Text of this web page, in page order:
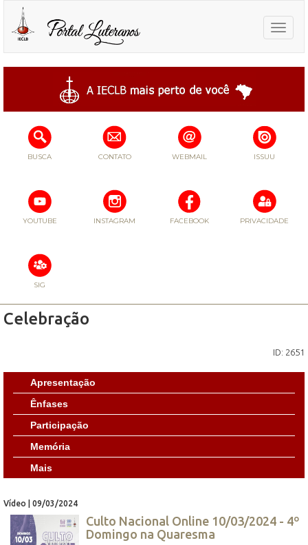
Toggle
BUSCA CONTATO WEBMAIL ISSUU
YOUTUBE INSTAGRAM FACEBOOK PRIVACIDADE
SIG
Celebração
ID: 2651
Apresentação
Ênfases
Participação
Memória
Mais
Vídeo | 09/03/2024
Culto Nacional Online 10/03/2024 - 4º
Domingo na Quaresma